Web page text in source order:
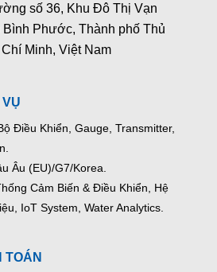
số 36, Khu Đô Thị Vạn
Phước, Thành phố Thủ
Minh, Việt Nam
Điều Khiển, Gauge, Transmitter,
Âu (EU)/G7/Korea.
Cảm Biến & Điều Khiển, Hệ
IoT System, Water Analytics.
TOÁN